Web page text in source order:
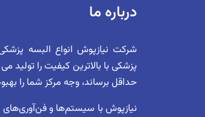
درباره ما
شرکت نیازپوش انواع البسه
پزشکی با بالاترین کیفیت را تولید
حداقل برساند، وجه مرکز شما را
نیازپوش با سیستم‌ها و فن‌آوری‌های